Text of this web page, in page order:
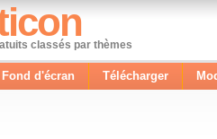
classés par thèmes
Fond d'écran Télécharger